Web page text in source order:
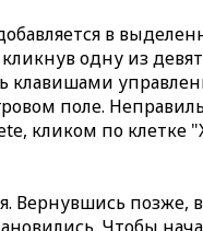
в
одну из
поле.
кликом по клетке
Вернувшись позже,